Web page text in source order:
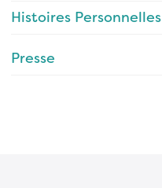
Histoires Personnelles
Presse